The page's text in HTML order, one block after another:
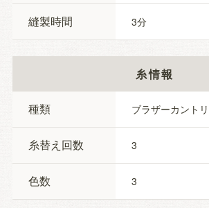
縫製時間 3
糸情報
種類 ブラザーカント
糸替え回数 3
色数 3